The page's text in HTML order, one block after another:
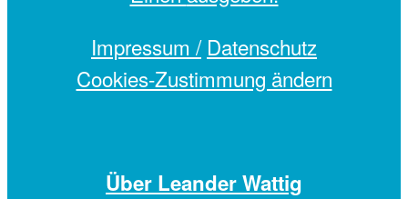
Impressum / Datenschutz
Cookies-Zustimmung ändern
Über Leander Wattig